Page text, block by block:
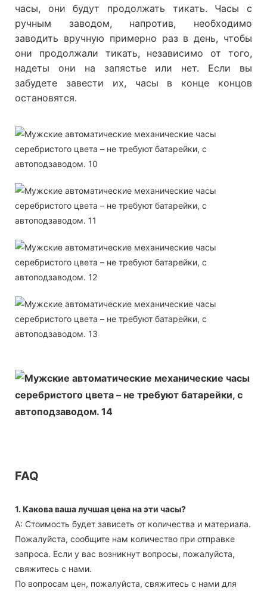
часы, они будут продолжать тикать. Часы с
ручным заводом, напротив, необходимо
заводить вручную примерно раз в день, чтобы
они продолжали тикать, независимо от того,
надеты они на запястье или нет. Если вы
забудете завести их, часы в конце концов
остановятся.
FAQ
1. Какова ваша лучшая цена на эти часы?
А: Стоимость будет зависеть от количества и материала.
Пожалуйста, сообщите нам количество при отправке
запроса. Если у вас возникнут вопросы, пожалуйста,
свяжитесь с нами.
По вопросам цен, пожалуйста, свяжитесь с нами для